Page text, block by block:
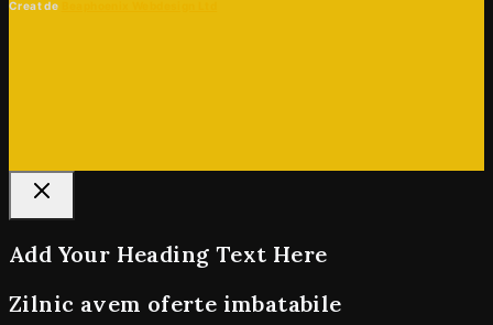
Creat de
Add Your Heading Text Here
Zilnic avem oferte imbatabile